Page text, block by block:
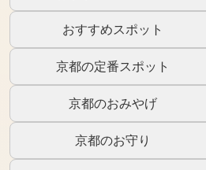
おすすめスポット
京都の定番スポット
京都のおみやげ
京都のお守り